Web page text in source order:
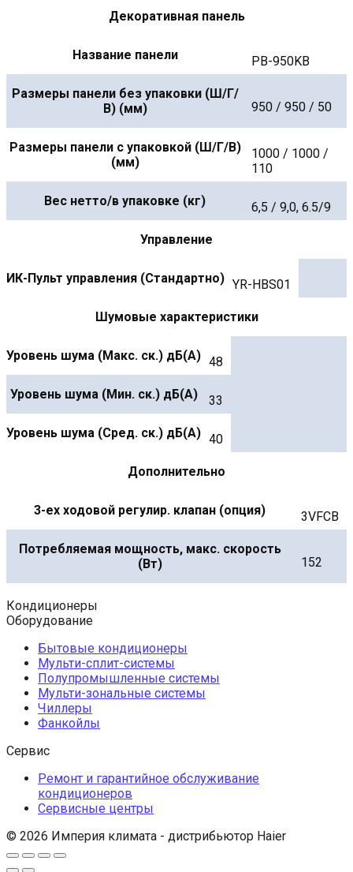
Декоративная панель
Название панели PB-950KB
Размеры панели без упаковки (Ш/Г/
В) (мм)
950 / 950 / 50
Размеры панели с упаковкой (Ш/Г/В)
(мм)
1000 / 1000 /
110
Вес нетто/в упаковке (кг) 6,5 / 9,0, 6.5/9
Управление
ИК-Пульт управления (Стандартно) YR-HBS01
Шумовые характеристики
Уровень шума (Макс. ск.) дБ(А) 48
Уровень шума (Мин. ск.) дБ(А) 33
Уровень шума (Сред. ск.) дБ(А) 40
Дополнительно
3-ех ходовой регулир. клапан (опция) 3VFCB
Потребляемая мощность, макс. скорость
(Вт)
152
Кондиционеры
Оборудование
Бытовые кондиционеры
Мульти-сплит-системы
Полупромышленные системы
Мульти-зональные системы
Чиллеры
Фанкойлы
Сервис
Ремонт и гарантийное обслуживание
кондиционеров
Сервисные центры
© 2026 Империя климата - дистрибьютор Haier